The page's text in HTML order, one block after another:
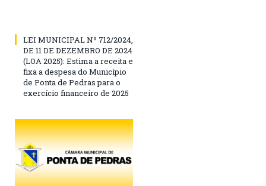
LEI MUNICIPAL Nº 712/2024,
DE 11 DE DEZEMBRO DE 2024
(LOA 2025): Estima a receita e
fixa a despesa do Município
de Ponta de Pedras para o
exercício financeiro de 2025